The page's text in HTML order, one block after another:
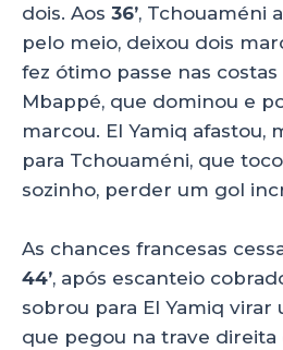
dois. Aos 36’, Tchouaméni
pelo meio, deixou dois
fez ótimo passe nas
Mbappé, que dominou e
marcou. El Yamiq afastou,
para Tchouaméni, que
sozinho, perder um gol
As chances francesas
44’, após escanteio
sobrou para El Yamiq virar
que pegou na trave direita